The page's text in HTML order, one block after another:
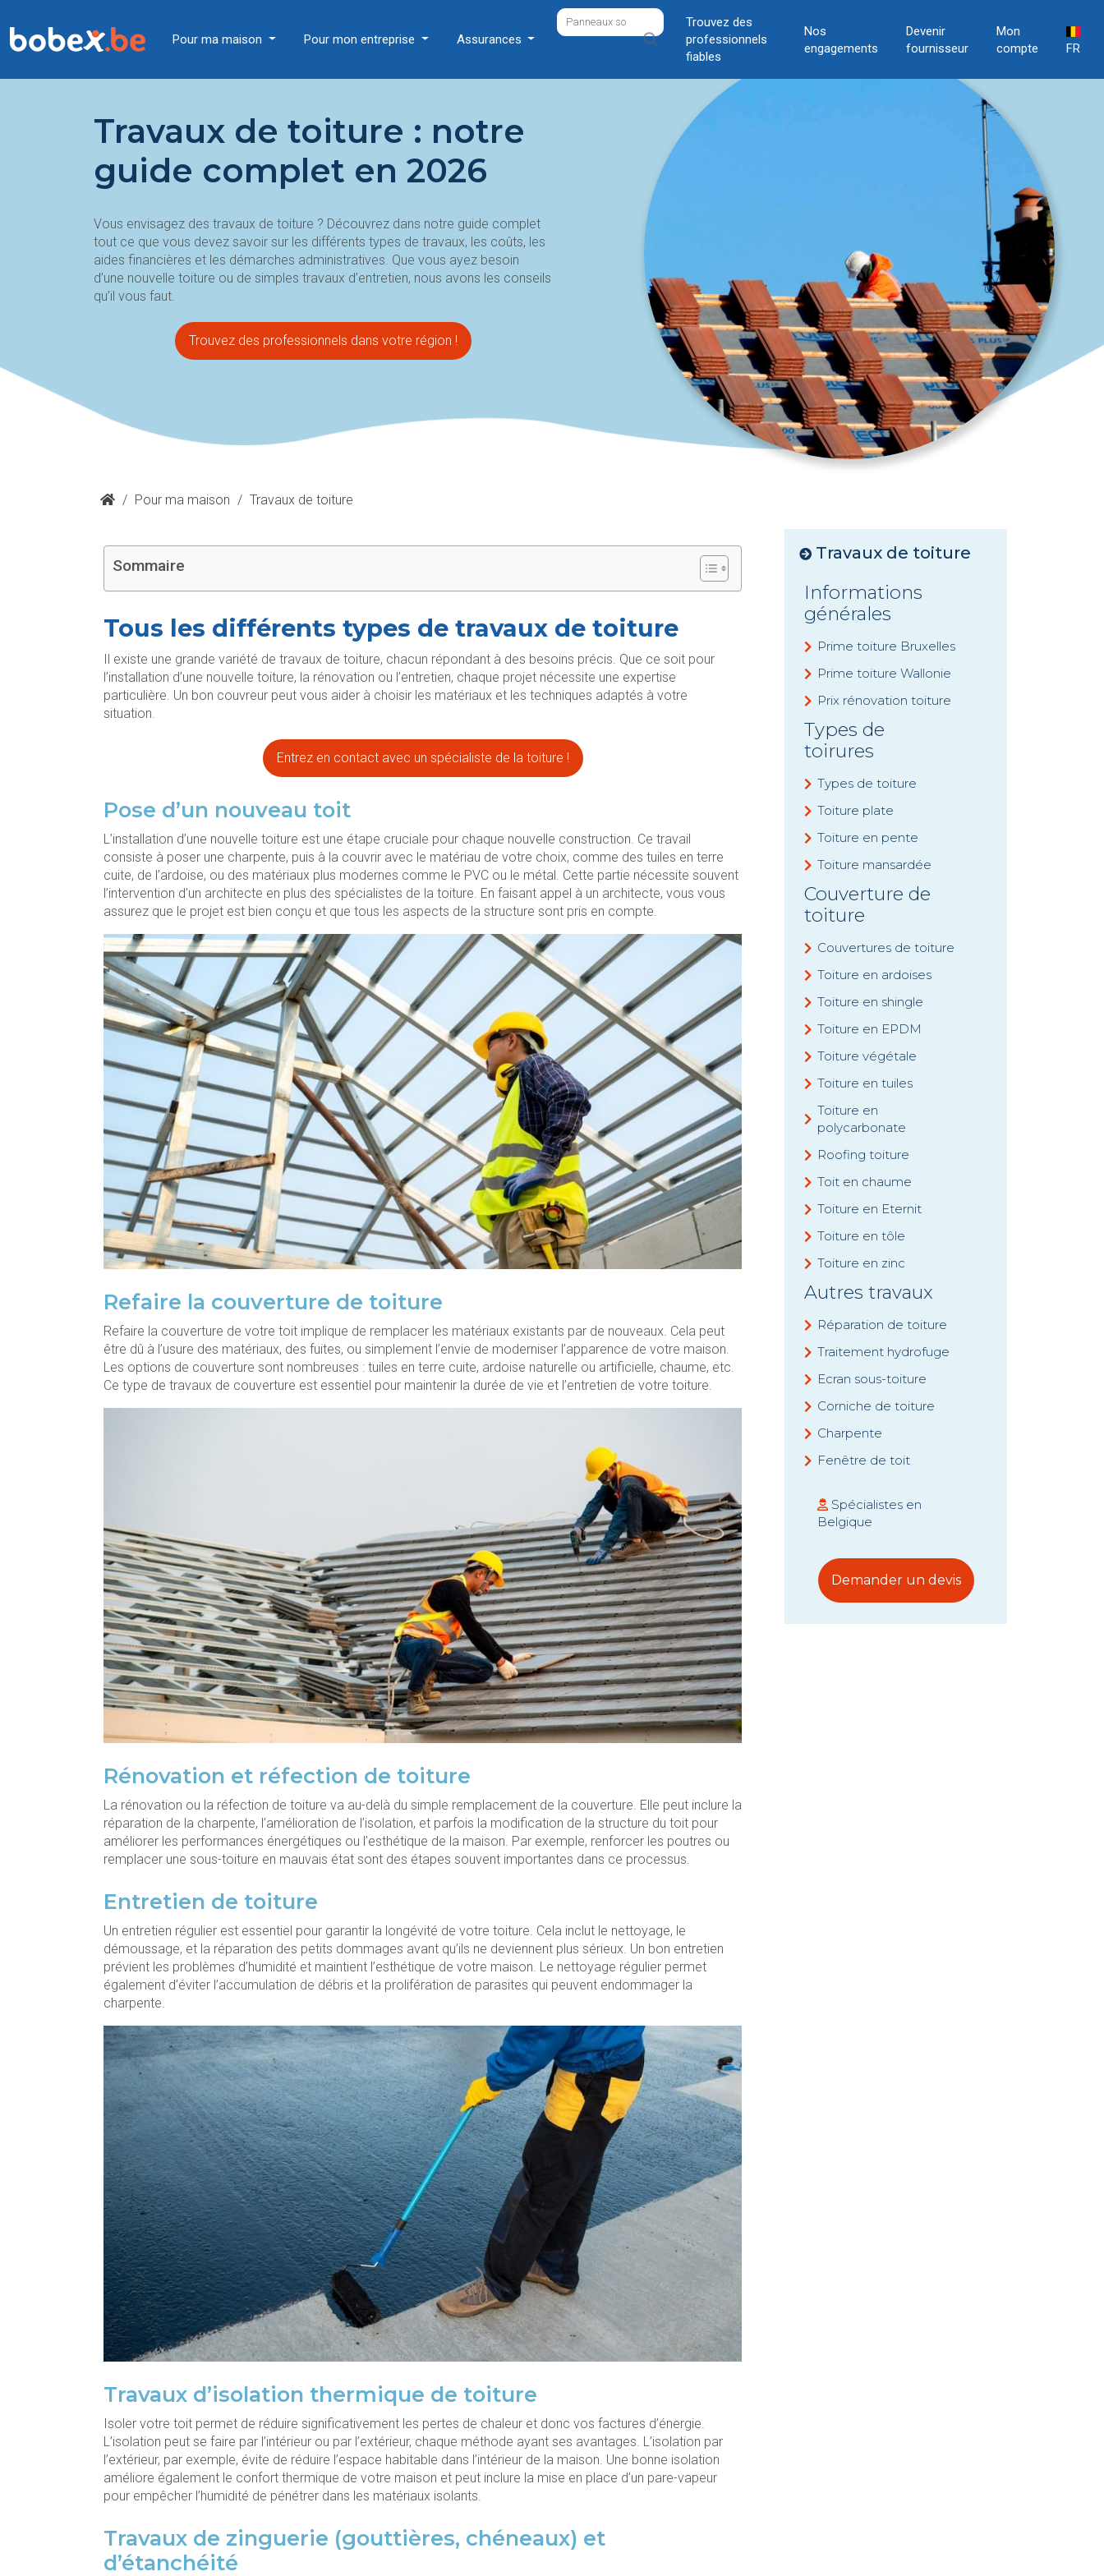
Pour ma maison Pour mon entreprise Assurances
Trouvez des
professionnels
fiables
Nos
engagements
Devenir
fournisseur
Mon
compte
FR
Travaux de toiture : notre
guide complet en 2026
Vous envisagez des travaux de toiture ? Découvrez dans notre guide complet
tout ce que vous devez savoir sur les différents types de travaux, les coûts, les
aides financières et les démarches administratives. Que vous ayez besoin
d’une nouvelle toiture ou de simples travaux d’entretien, nous avons les conseils
qu’il vous faut.
Trouvez des professionnels dans votre région !
/ Pour ma maison / Travaux de toiture
Sommaire
Tous les différents types de travaux de toiture
Il existe une grande variété de travaux de toiture, chacun répondant à des besoins précis. Que ce soit pour
l’installation d’une nouvelle toiture, la rénovation ou l’entretien, chaque projet nécessite une expertise
particulière. Un bon couvreur peut vous aider à choisir les matériaux et les techniques adaptés à votre
situation.
Entrez en contact avec un spécialiste de la toiture !
Pose d’un nouveau toit
L’installation d’une nouvelle toiture est une étape cruciale pour chaque nouvelle construction. Ce travail
consiste à poser une charpente, puis à la couvrir avec le matériau de votre choix, comme des tuiles en terre
cuite, de l’ardoise, ou des matériaux plus modernes comme le PVC ou le métal. Cette partie nécessite souvent
l’intervention d’un architecte en plus des spécialistes de la toiture. En faisant appel à un architecte, vous vous
assurez que le projet est bien conçu et que tous les aspects de la structure sont pris en compte.
Refaire la couverture de toiture
Refaire la couverture de votre toit implique de remplacer les matériaux existants par de nouveaux. Cela peut
être dû à l’usure des matériaux, des fuites, ou simplement l’envie de moderniser l’apparence de votre maison.
Les options de couverture sont nombreuses : tuiles en terre cuite, ardoise naturelle ou artificielle, chaume, etc.
Ce type de travaux de couverture est essentiel pour maintenir la durée de vie et l’entretien de votre toiture.
Rénovation et réfection de toiture
La rénovation ou la réfection de toiture va au-delà du simple remplacement de la couverture. Elle peut inclure la
réparation de la charpente, l’amélioration de l’isolation, et parfois la modification de la structure du toit pour
améliorer les performances énergétiques ou l’esthétique de la maison. Par exemple, renforcer les poutres ou
remplacer une sous-toiture en mauvais état sont des étapes souvent importantes dans ce processus.
Entretien de toiture
Un entretien régulier est essentiel pour garantir la longévité de votre toiture. Cela inclut le nettoyage, le
démoussage, et la réparation des petits dommages avant qu’ils ne deviennent plus sérieux. Un bon entretien
prévient les problèmes d’humidité et maintient l’esthétique de votre maison. Le nettoyage régulier permet
également d’éviter l’accumulation de débris et la prolifération de parasites qui peuvent endommager la
charpente.
Travaux d’isolation thermique de toiture
Isoler votre toit permet de réduire significativement les pertes de chaleur et donc vos factures d’énergie.
L’isolation peut se faire par l’intérieur ou par l’extérieur, chaque méthode ayant ses avantages. L’isolation par
l’extérieur, par exemple, évite de réduire l’espace habitable dans l’intérieur de la maison. Une bonne isolation
améliore également le confort thermique de votre maison et peut inclure la mise en place d’un pare-vapeur
pour empêcher l’humidité de pénétrer dans les matériaux isolants.
Travaux de zinguerie (gouttières, chéneaux) et
d’étanchéité
Travaux de toiture
Informations
générales
Prime toiture Bruxelles
Prime toiture Wallonie
Prix rénovation toiture
Types de
toirures
Types de toiture
Toiture plate
Toiture en pente
Toiture mansardée
Couverture de
toiture
Couvertures de toiture
Toiture en ardoises
Toiture en shingle
Toiture en EPDM
Toiture végétale
Toiture en tuiles
Toiture en
polycarbonate
Roofing toiture
Toit en chaume
Toiture en Eternit
Toiture en tôle
Toiture en zinc
Autres travaux
Réparation de toiture
Traitement hydrofuge
Ecran sous-toiture
Corniche de toiture
Charpente
Fenêtre de toit
Spécialistes en
Belgique
Demander un devis